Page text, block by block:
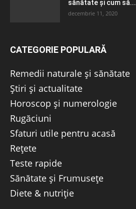
sănătate și cum să...
decembrie 11, 2020
CATEGORIE POPULARĂ
Remedii naturale și sănătate
Știri și actualitate
Horoscop și numerologie
Rugăciuni
Sfaturi utile pentru acasă
Rețete
Teste rapide
Sănătate și Frumusețe
Diete & nutriție